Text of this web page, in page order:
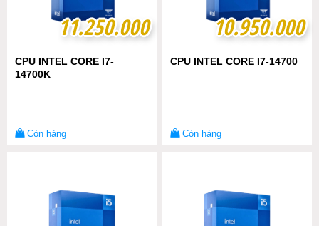
11.250.000
11.250.000
CPU INTEL CORE I7-
14700K
Còn hàng
10.950.000
10.950.000
CPU INTEL CORE I7-14700
Còn hàng